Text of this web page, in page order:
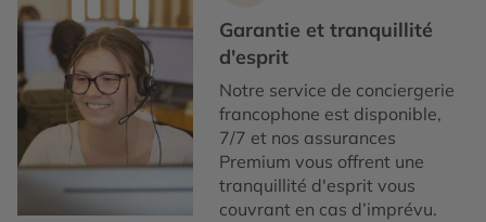
Garantie et tranquillité
d'esprit
Notre service de conciergerie
francophone est disponible,
7/7 et nos assurances
Premium vous offrent une
tranquillité d'esprit vous
couvrant en cas d’imprévu.